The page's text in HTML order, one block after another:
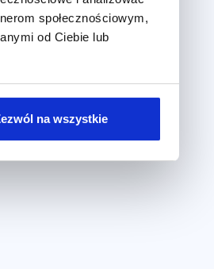
społecznościowym,
od Ciebie lub
na wszystkie
konsumentów.